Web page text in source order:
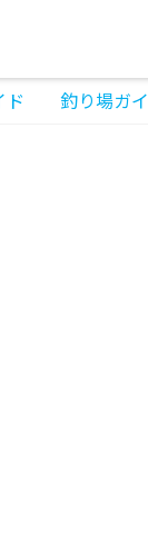
ド 釣り場ガ